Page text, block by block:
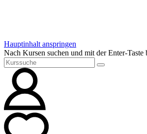
Hauptinhalt anspringen
Nach Kursen suchen und mit der Enter-Taste